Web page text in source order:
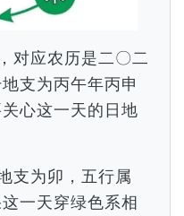
对应农历是二〇二
支为丙午年丙申
心这一天的日地
支为卯，五行属
一天穿绿色系相